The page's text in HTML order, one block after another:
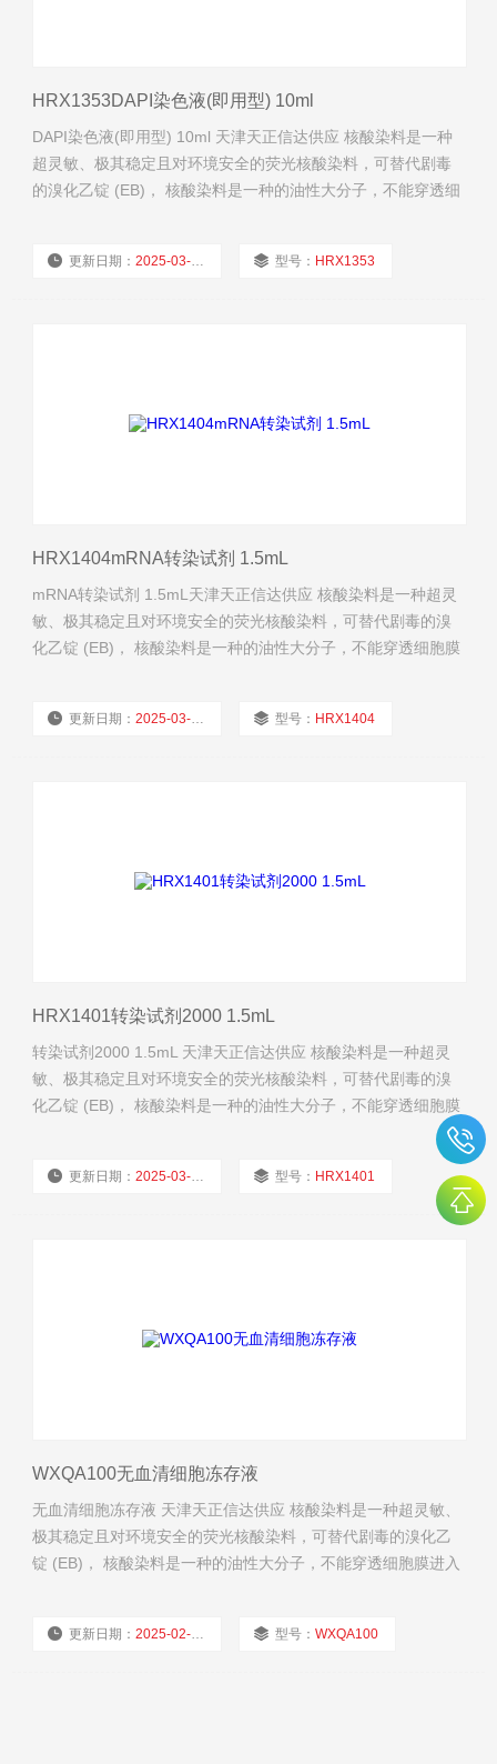
HRX1353DAPI染色液(即用型) 10ml
DAPI染色液(即用型) 10ml 天津天正信达供应 核酸染料是一种
超灵敏、极其稳定且对环境安全的荧光核酸染料，可替代剧毒
的溴化乙锭 (EB)， 核酸染料是一种的油性大分子，不能穿透细
更新日期：2025-03-14 型号： HRX1353
HRX1404mRNA转染试剂 1.5mL
mRNA转染试剂 1.5mL天津天正信达供应 核酸染料是一种超灵
敏、极其稳定且对环境安全的荧光核酸染料，可替代剧毒的溴
化乙锭 (EB)， 核酸染料是一种的油性大分子，不能穿透细胞膜
更新日期：2025-03-14 型号： HRX1404
HRX1401转染试剂2000 1.5mL
转染试剂2000 1.5mL 天津天正信达供应 核酸染料是一种超灵
敏、极其稳定且对环境安全的荧光核酸染料，可替代剧毒的溴
化乙锭 (EB)， 核酸染料是一种的油性大分子，不能穿透细胞膜
更新日期：2025-03-14 型号： HRX1401
WXQA100无血清细胞冻存液
无血清细胞冻存液 天津天正信达供应 核酸染料是一种超灵敏、
极其稳定且对环境安全的荧光核酸染料，可替代剧毒的溴化乙
锭 (EB)， 核酸染料是一种的油性大分子，不能穿透细胞膜进入
更新日期：2025-02-26 型号：WXQA100